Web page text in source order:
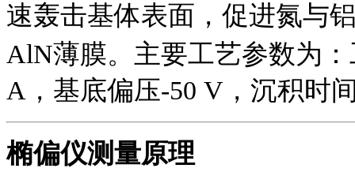
速轰击基体表面，促进氮与
AlN薄膜。主要工艺参数为：
A，基底偏压-50 V，沉积时
椭偏仪测量原理